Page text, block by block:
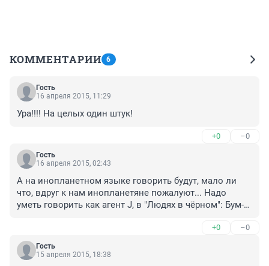
КОММЕНТАРИИ 6
Гость
16 апреля 2015, 11:29
Ура!!!! На целых один штук!
+0 –0
Гость
16 апреля 2015, 02:43
А на инопланетном языке говорить будут, мало ли
что, вдруг к нам инопланетяне пожалуют... Надо
уметь говорить как агент J, в "Людях в чёрном": Бум-
представляете, иностранец звонит в нашу службу
спасения и говорит: "О майн гот, куда я попал?
Помогите мне выбраться отсюда, я хочу домооооой!"
+0 –0
Гость
15 апреля 2015, 18:38